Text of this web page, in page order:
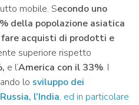
mobile. Secondo uno
della popolazione asiatica
acquisti di prodotti e
superiore rispetto
e l’America con il 33%. I
lo sviluppo dei
Russia, l’India, ed in particolare